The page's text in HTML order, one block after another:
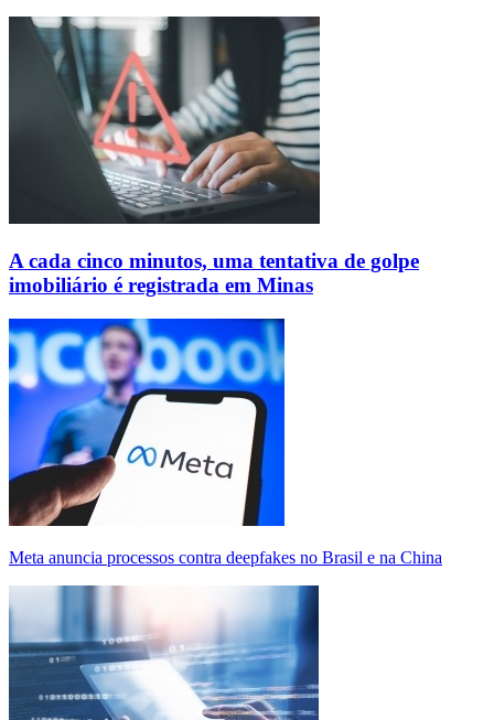
A cada cinco minutos, uma tentativa de golpe
imobiliário é registrada em Minas
Meta anuncia processos contra deepfakes no Brasil e na China